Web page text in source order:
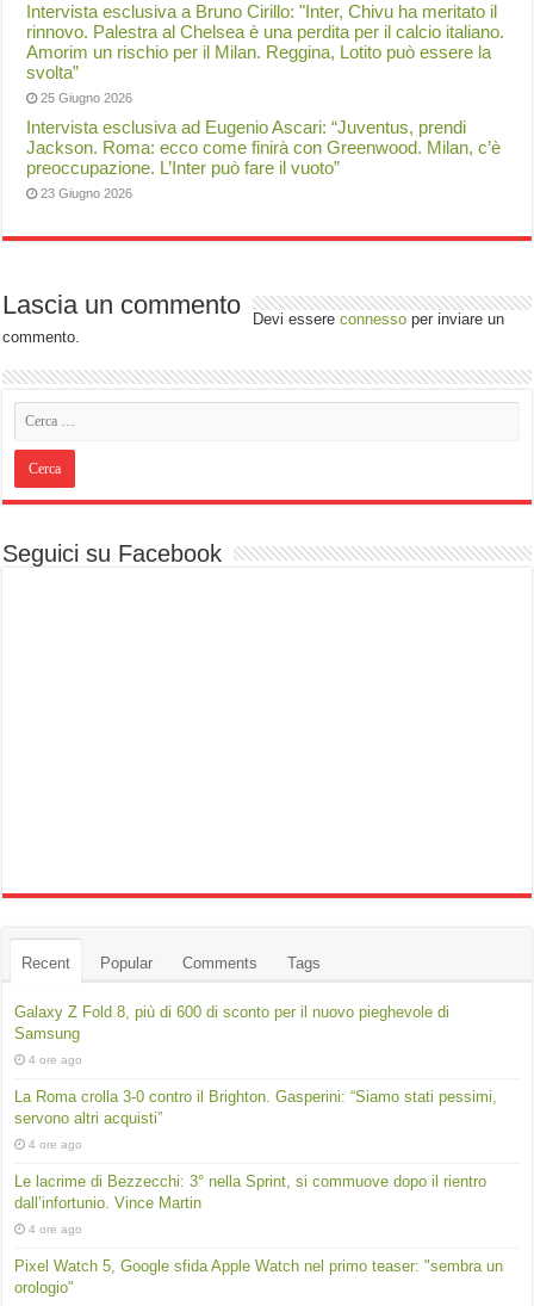
Intervista esclusiva a Bruno Cirillo: "Inter, Chivu ha meritato il
rinnovo. Palestra al Chelsea è una perdita per il calcio italiano.
Amorim un rischio per il Milan. Reggina, Lotito può essere la
svolta”
25 Giugno 2026
Intervista esclusiva ad Eugenio Ascari: “Juventus, prendi
Jackson. Roma: ecco come finirà con Greenwood. Milan, c’è
preoccupazione. L’Inter può fare il vuoto”
23 Giugno 2026
Lascia un commento Devi essereconnesso per inviare un
commento.
Seguici su Facebook
Recent Popular Comments Tags
Galaxy Z Fold 8, più di 600 di sconto per il nuovo pieghevole di
Samsung
4 ore ago
La Roma crolla 3-0 contro il Brighton. Gasperini: “Siamo stati pessimi,
servono altri acquisti”
4 ore ago
Le lacrime di Bezzecchi: 3° nella Sprint, si commuove dopo il rientro
dall’infortunio. Vince Martin
4 ore ago
Pixel Watch 5, Google sfida Apple Watch nel primo teaser: "sembra un
orologio"